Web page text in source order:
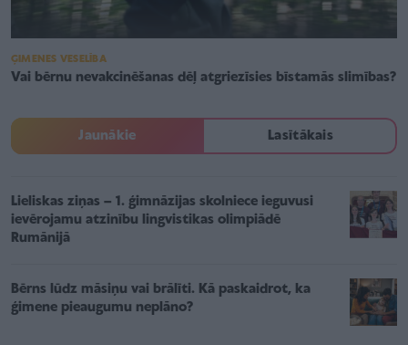
ĢIMENES VESELĪBA
Vai bērnu nevakcinēšanas dēļ atgriezīsies bīstamās slimības?
Jaunākie Lasītākais
Lieliskas ziņas – 1. ģimnāzijas skolniece ieguvusi
ievērojamu atzinību lingvistikas olimpiādē
Rumānijā
Bērns lūdz māsiņu vai brālīti. Kā paskaidrot, ka
ģimene pieaugumu neplāno?